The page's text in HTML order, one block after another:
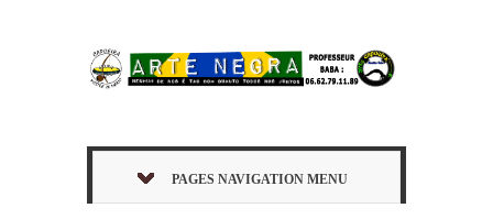
PAGES NAVIGATION MENU